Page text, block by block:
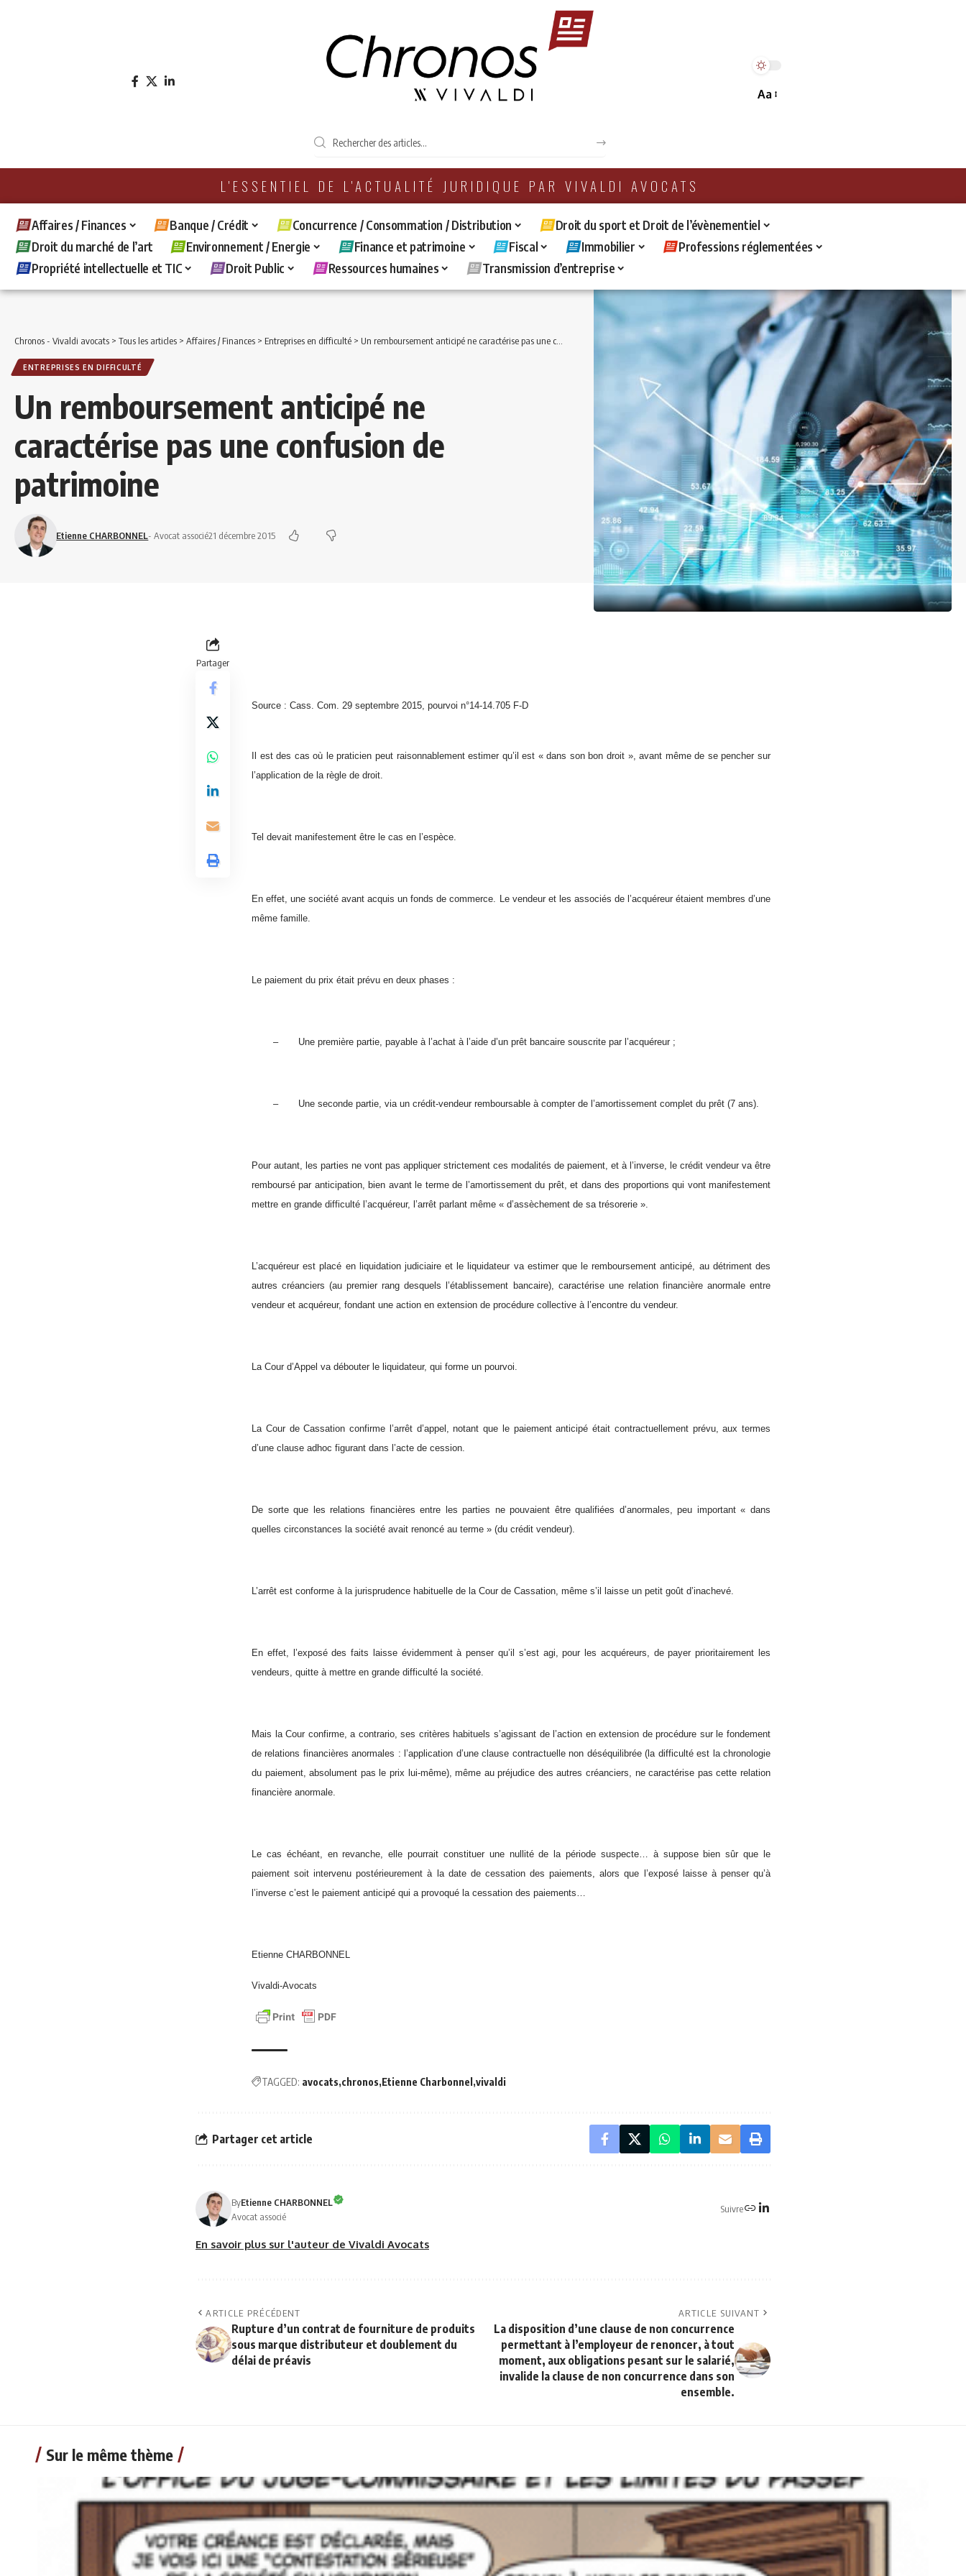
Aa
L'ESSENTIEL DE L'ACTUALITÉ JURIDIQUE PAR VIVALDI AVOCATS
Affaires / Finances Banque / Crédit Concurrence / Consommation / Distribution
Droit du sport et Droit de l’évènementiel
Droit du marché de l’art
Environnement / Energie Finance et patrimoine Fiscal Immobilier
Professions réglementées
Propriété intellectuelle et TIC
Droit Public Ressources humaines Transmission d’entreprise
Chronos - Vivaldi avocats > Tous les articles > Affaires / Finances > Entreprises en difficulté > Un remboursement anticipé ne caractérise pas une confusion de patrimoine
ENTREPRISES EN DIFFICULTÉ
Un remboursement anticipé ne
caractérise pas une confusion de
patrimoine
Etienne CHARBONNEL- Avocat associé21 décembre 2015
Partager
Source : Cass. Com. 29 septembre 2015, pourvoi n°14-14.705 F-D
Il est des cas où le praticien peut raisonnablement estimer qu’il est « dans son bon droit », avant même de se pencher sur
l’application de la règle de droit.
Tel devait manifestement être le cas en l’espèce.
En effet, une société avant acquis un fonds de commerce. Le vendeur et les associés de l’acquéreur étaient membres d’une
même famille.
Le paiement du prix était prévu en deux phases :
– Une première partie, payable à l’achat à l’aide d’un prêt bancaire souscrite par l’acquéreur ;
– Une seconde partie, via un crédit-vendeur remboursable à compter de l’amortissement complet du prêt (7 ans).
Pour autant, les parties ne vont pas appliquer strictement ces modalités de paiement, et à l’inverse, le crédit vendeur va être
remboursé par anticipation, bien avant le terme de l’amortissement du prêt, et dans des proportions qui vont manifestement
mettre en grande difficulté l’acquéreur, l’arrêt parlant même « d’assèchement de sa trésorerie ».
L’acquéreur est placé en liquidation judiciaire et le liquidateur va estimer que le remboursement anticipé, au détriment des
autres créanciers (au premier rang desquels l’établissement bancaire), caractérise une relation financière anormale entre
vendeur et acquéreur, fondant une action en extension de procédure collective à l’encontre du vendeur.
La Cour d’Appel va débouter le liquidateur, qui forme un pourvoi.
La Cour de Cassation confirme l’arrêt d’appel, notant que le paiement anticipé était contractuellement prévu, aux termes
d’une clause adhoc figurant dans l’acte de cession.
De sorte que les relations financières entre les parties ne pouvaient être qualifiées d’anormales, peu important « dans
quelles circonstances la société avait renoncé au terme » (du crédit vendeur).
L’arrêt est conforme à la jurisprudence habituelle de la Cour de Cassation, même s’il laisse un petit goût d’inachevé.
En effet, l’exposé des faits laisse évidemment à penser qu’il s’est agi, pour les acquéreurs, de payer prioritairement les
vendeurs, quitte à mettre en grande difficulté la société.
Mais la Cour confirme, a contrario, ses critères habituels s’agissant de l’action en extension de procédure sur le fondement
de relations financières anormales : l’application d’une clause contractuelle non déséquilibrée (la difficulté est la chronologie
du paiement, absolument pas le prix lui-même), même au préjudice des autres créanciers, ne caractérise pas cette relation
financière anormale.
Le cas échéant, en revanche, elle pourrait constituer une nullité de la période suspecte… à suppose bien sûr que le
paiement soit intervenu postérieurement à la date de cessation des paiements, alors que l’exposé laisse à penser qu’à
l’inverse c’est le paiement anticipé qui a provoqué la cessation des paiements…
Etienne CHARBONNEL
Vivaldi-Avocats
TAGGED: avocats chronos Etienne Charbonnel vivaldi
Partager cet article
ByEtienne CHARBONNEL
Avocat associé
Suivre
En savoir plus sur l'auteur de Vivaldi Avocats
ARTICLE PRÉCÉDENT
Rupture d’un contrat de fourniture de produits
sous marque distributeur et doublement du
délai de préavis
ARTICLE SUIVANT
La disposition d’une clause de non concurrence
permettant à l’employeur de renoncer, à tout
moment, aux obligations pesant sur le salarié,
invalide la clause de non concurrence dans son
ensemble.
Sur le même thème